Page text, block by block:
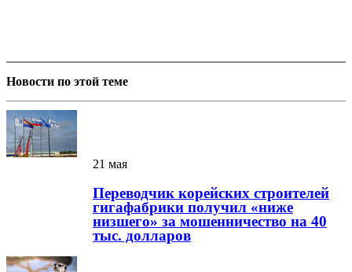
Новости по этой теме
21 мая
Переводчик корейских строителей
гигафабрики получил «ниже
низшего» за мошенничество на 40
тыс. долларов